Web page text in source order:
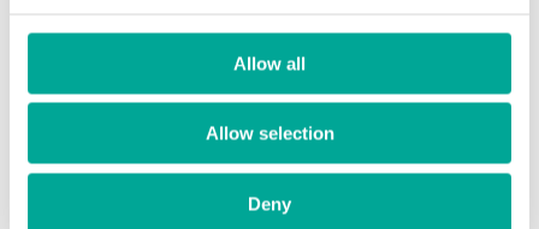
Allow all
Allow selection
Deny